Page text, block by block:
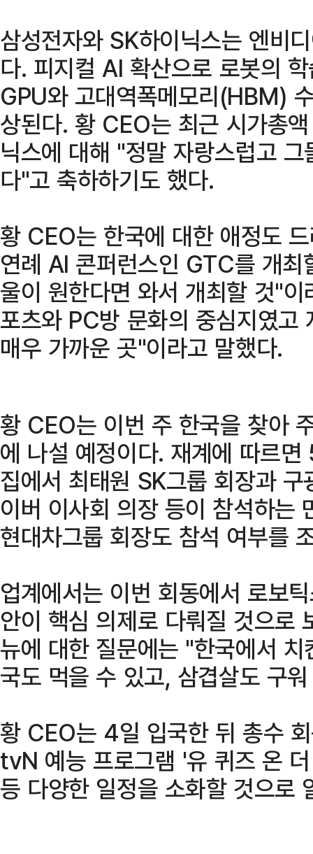
삼성전자와 SK하이닉스는 엔비
다. 피지컬 AI 확산으로 로봇의
GPU와 고대역폭메모리(HBM)
상된다. 황 CEO는 최근 시가총
닉스에 대해 "정말 자랑스럽고
다"고 축하하기도 했다.
황 CEO는 한국에 대한 애정도
연례 AI 콘퍼런스인 GTC를 개
울이 원한다면 와서 개최할 것"
포츠와 PC방 문화의 중심지였고
매우 가까운 곳"이라고 말했다.
황 CEO는 이번 주 한국을 찾아
에 나설 예정이다. 재계에 따르
집에서 최태원 SK그룹 회장과
이버 이사회 의장 등이 참석하는
현대차그룹 회장도 참석 여부를
업계에서는 이번 회동에서 로보
안이 핵심 의제로 다뤄질 것으로
뉴에 대한 질문에는 "한국에서
국도 먹을 수 있고, 삼겹살도 구
황 CEO는 4일 입국한 뒤 총수
tvN 예능 프로그램 '유 퀴즈 온
등 다양한 일정을 소화할 것으로